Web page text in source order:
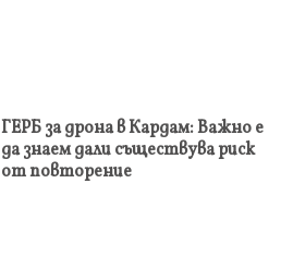
ГЕРБ за дрона в Кардам: Важно е
да знаем дали съществува риск
от повторение